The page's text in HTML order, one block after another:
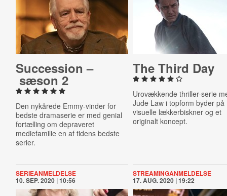
Suc­ces­sion –
sæson 2
Den nykårede Emmy-vinder for
bedste dramaserie er med genial
fortælling om depraveret
mediefamilie en af tidens bedste
serier.
The Third Day
Urovækkende thriller-serie
Jude Law i topform byder på
visuelle lækkerbiskner og et
originalt koncept.
SERIEANMELDELSE
10. SEP. 2020 | 10:56
STREAMINGANMELDELSE
17. AUG. 2020 | 19:22